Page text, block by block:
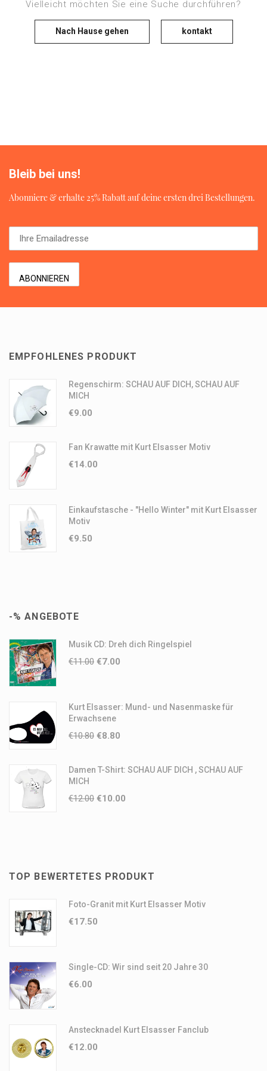
Vielleicht möchten Sie eine Suche durchführen?
Nach Hause gehen kontakt
Bleib bei uns!
Abonniere & erhalte 25% Rabatt auf deine ersten drei Bestellungen.
EMPFOHLENES PRODUKT
Regenschirm: SCHAU AUF DICH, SCHAU AUF
MICH
€9.00
Fan Krawatte mit Kurt Elsasser Motiv
€14.00
Einkaufstasche - "Hello Winter" mit Kurt Elsasser
Motiv
€9.50
-% ANGEBOTE
Musik CD: Dreh dich Ringelspiel
€11.00 €7.00
Kurt Elsasser: Mund- und Nasenmaske für
Erwachsene
€10.80 €8.80
Damen T-Shirt: SCHAU AUF DICH , SCHAU AUF
MICH
€12.00 €10.00
TOP BEWERTETES PRODUKT
Foto-Granit mit Kurt Elsasser Motiv
€17.50
Single-CD: Wir sind seit 20 Jahre 30
€6.00
Anstecknadel Kurt Elsasser Fanclub
€12.00